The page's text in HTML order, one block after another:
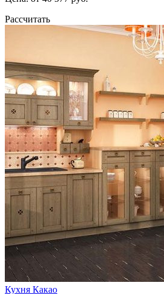
Рассчитать
Кухня Какао